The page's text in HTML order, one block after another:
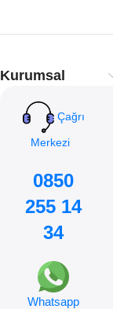
Kurumsal
Çağrı
Merkezi
0850
255 14
34
Whatsapp